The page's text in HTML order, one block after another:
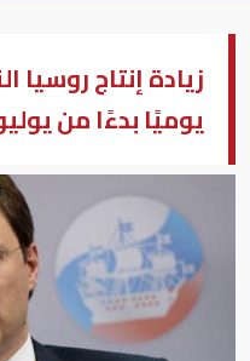
يوميًا بدءًا من